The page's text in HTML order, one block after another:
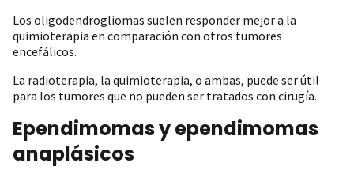
Los oligodendrogliomas suelen responder mejor a la
quimioterapia en comparación con otros tumores
encefálicos.
La radioterapia, la quimioterapia, o ambas, puede ser útil
para los tumores que no pueden ser tratados con cirugía.
Ependimomas y ependimomas
anaplásicos